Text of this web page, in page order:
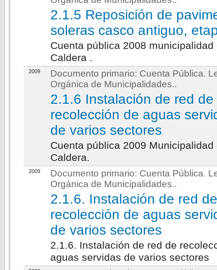
2.1.5 Reposición de
soleras casco antiguo,
Cuenta pública 2008 municipalidad
Caldera .
2009 Documento primario: Cuenta Pública.
Orgánica de Municipalidades..
2.1.6 Instalación de red de
recolección de aguas
de varios sectores
Cuenta pública 2009 Municipalidad
Caldera.
2009 Documento primario: Cuenta Pública.
Orgánica de Municipalidades..
2.1.6. Instalación de red
recolección de aguas
de varios sectores
2.1.6. Instalación de red de
aguas servidas de varios sectores